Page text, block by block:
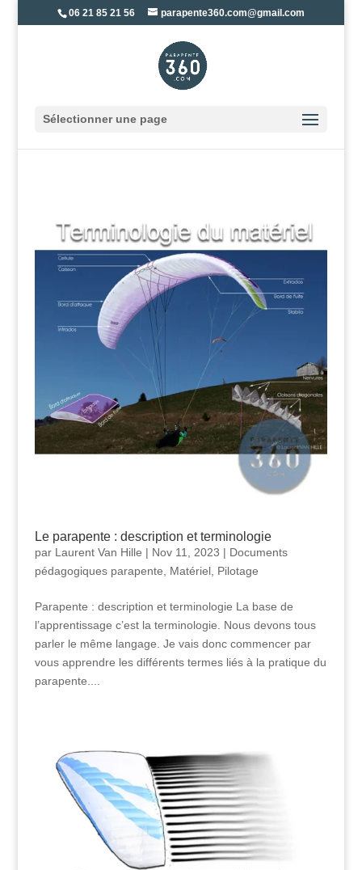
06 21 85 21 56 parapente360.com@gmail.com
Sélectionner une page
Le parapente : description et terminologie
par Laurent Van Hille | Nov 11, 2023 | Documents
pédagogiques parapente
Matériel, Pilotage
Parapente : description et terminologie La base de
l’apprentissage c’est la terminologie. Nous devons tous
parler le même langage. Je vais donc commencer par
vous apprendre les différents termes liés à la pratique du
parapente....